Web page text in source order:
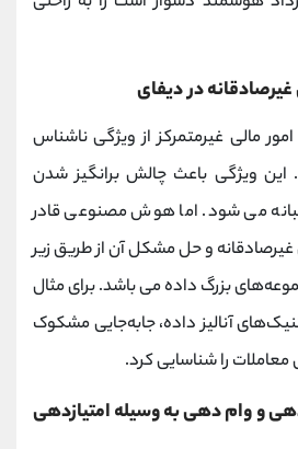
در دیفای
مالی غیرمتمرکز از ویژگی ناشناس
ویژگی باعث چالش برانگیز شدن
می شود. اما هوش مصنوعی قادر
و حل مشکل آن از طریق زیر
بزرگ داده می باشد. برای مثال
آنالیز داده، جا‌به‌جایی مشکوک
را شناسایی کرد.
و وام ‌دهی به وسیله امتیازدهی